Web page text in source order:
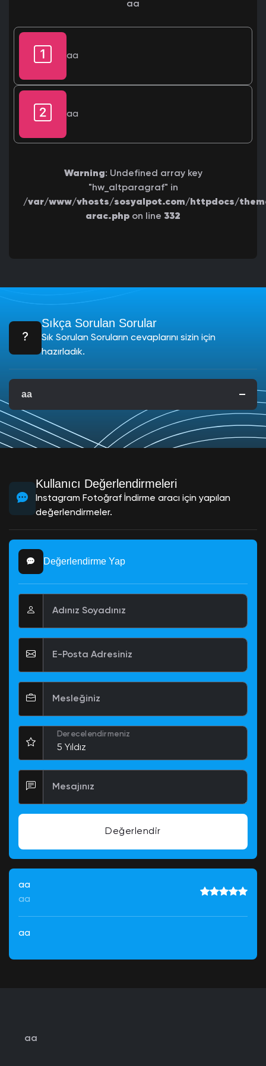
aa
aa
aa
Warning: Undefined array key
"hw_altparagraf" in
/var/www/vhosts/sosyalpot.com/httpdocs/
arac.php on line 332
Sıkça Sorulan Sorular
Sık Sorulan Soruların cevaplarını sizin için
hazırladık.
aa
Kullanıcı Değerlendirmeleri
Instagram Fotoğraf İndirme aracı için yapılan
değerlendirmeler.
Değerlendirme Yap
Adınız Soyadınız
E-Posta Adresiniz
Mesleğiniz
Derecelendirmeniz
Mesajınız
Değerlendir
aa
aa
aa
aa